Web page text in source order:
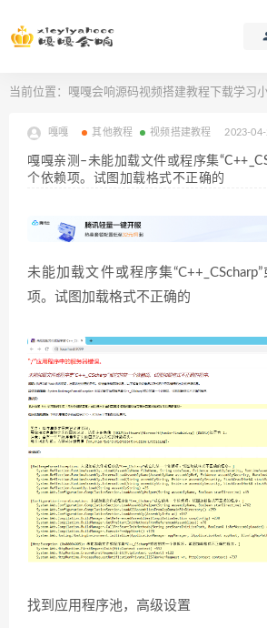
当前位置： 嘎嘎会响源码视频搭建教程下载学习
嘎嘎 其他教程 视频搭建教程 2023-
嘎嘎亲测–未能加载文件或程序集
个依赖项。试图加载格式不正确的
未能加载文件或程序集
项。试图加载格式不正确的
找到应用程序池，高级设置